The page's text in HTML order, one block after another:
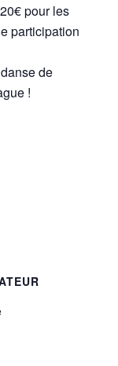
pour les
participation
de
!